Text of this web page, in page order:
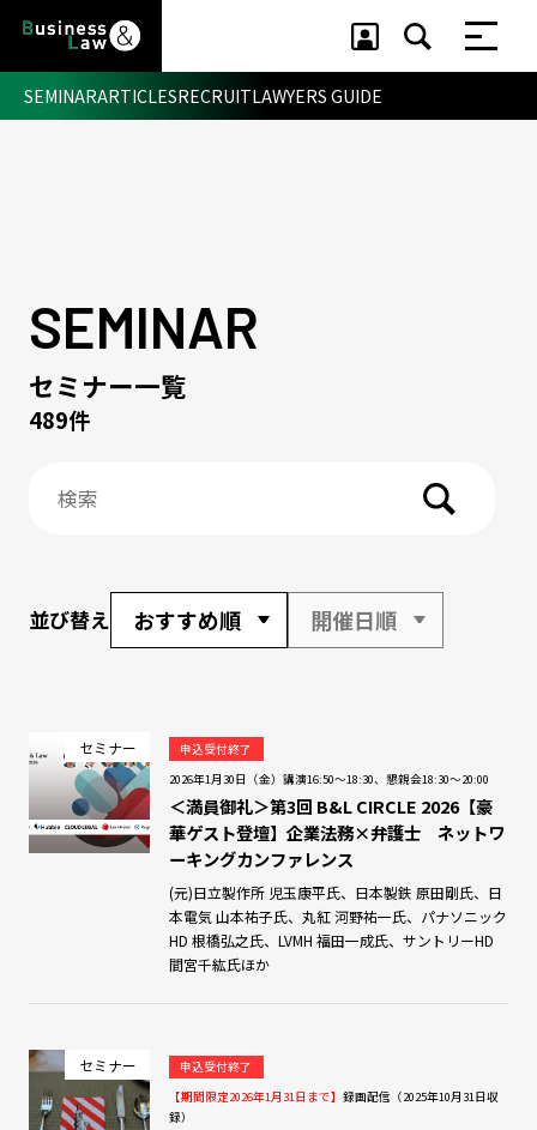
SEMINARARTICLESRECRUITLAWYERS GUIDE
SEMINAR
セミナー一覧
489件
並び替え おすすめ順 開催日順
セミナー
申込受付終了
2026年1月30日（金）講演16:50～18:30、懇親会18:30～20:00
＜満員御礼＞第3回 B&L CIRCLE 2026【豪
華ゲスト登壇】企業法務×弁護士 ネットワ
ーキングカンファレンス
(元)日立製作所 児玉康平氏、日本製鉄 原田剛氏、日
本電気 山本祐子氏、丸紅 河野祐一氏、パナソニック
HD 根橋弘之氏、LVMH 福田一成氏、サントリーHD
間宮千紘氏ほか
セミナー
申込受付終了
【期間限定2026年1月31日まで】 録画配信（2025年10月31日収
録）